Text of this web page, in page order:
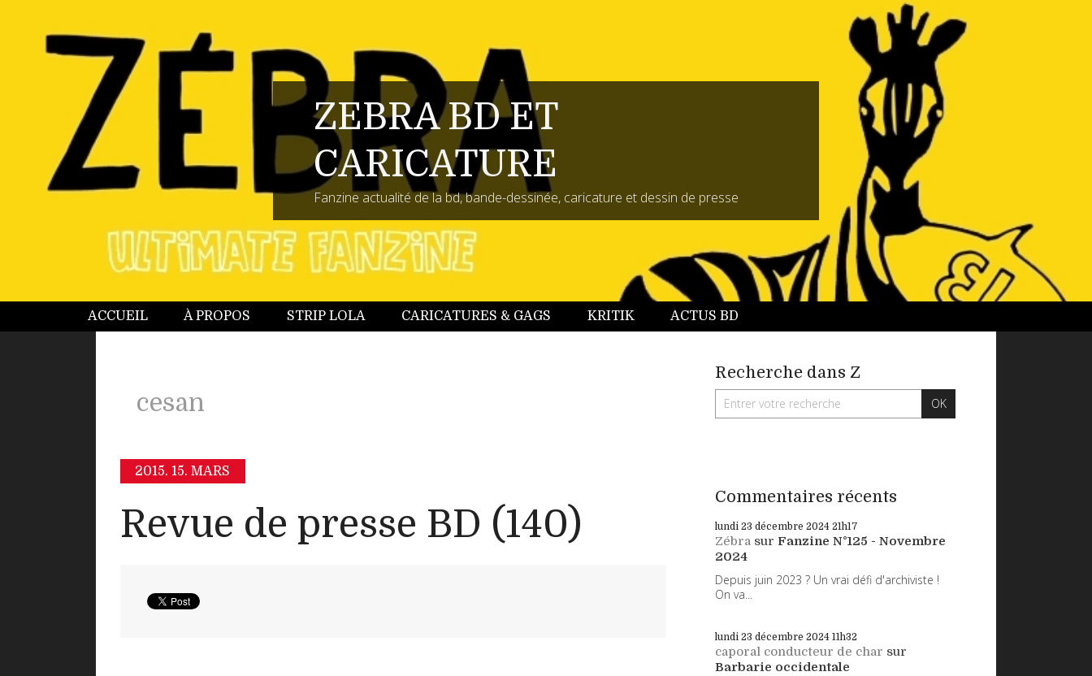
ZEBRA BD ET
CARICATURE
Fanzine actualité de la bd, bande-dessinée, caricature et dessin de presse
ACCUEIL À PROPOS STRIP LOLA CARICATURES & GAGS KRITIK ACTUS BD
cesan
2015. 15. MARS
Revue de presse BD (140)
Recherche dans Z
Commentaires récents
lundi 23 décembre 2024 21h17
Zébra sur Fanzine N°125 - Novembre
2024
Depuis juin 2023 ? Un vrai défi d'archiviste !
On va...
lundi 23 décembre 2024 11h32
caporal conducteur de char sur
Barbarie occidentale